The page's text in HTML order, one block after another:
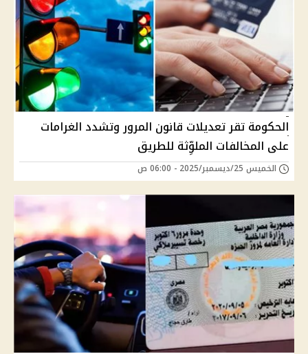
الحكومة تقر تعديلات قانون المرور وتشدد الغرامات
على المخالفات الملوِّثة للطريق
الخميس 25/ديسمبر/2025 - 06:00 ص